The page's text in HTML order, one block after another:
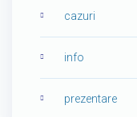
cazuri
info
prezentare